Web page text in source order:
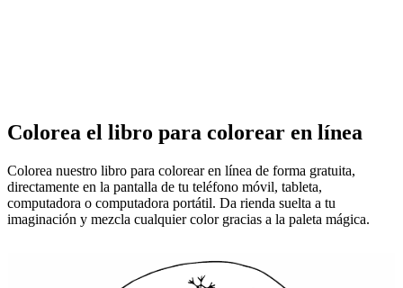
Colorea el libro para colorear en línea
Colorea nuestro libro para colorear en línea de forma gratuita,
directamente en la pantalla de tu teléfono móvil, tableta,
computadora o computadora portátil. Da rienda suelta a tu
imaginación y mezcla cualquier color gracias a la paleta mágica.